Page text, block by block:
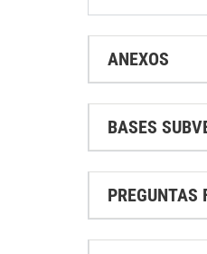
ANEXOS
BASES
PREGUNTAS